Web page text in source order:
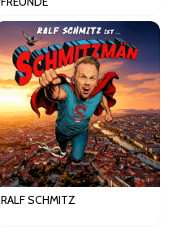
RALF SCHMITZ